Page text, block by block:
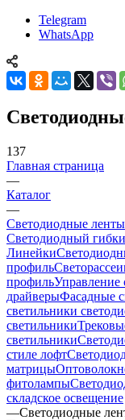
Telegram
WhatsApp
137
Главная страница
—
Каталог
—
Светодиодные ленты
Светодиодный
Линейки
профиль
профильУправление
драйверыФасадные
светильники
светильники
светильники
стиле лофт
матрицы
фитолампы
складское освещение
—Светодиодные